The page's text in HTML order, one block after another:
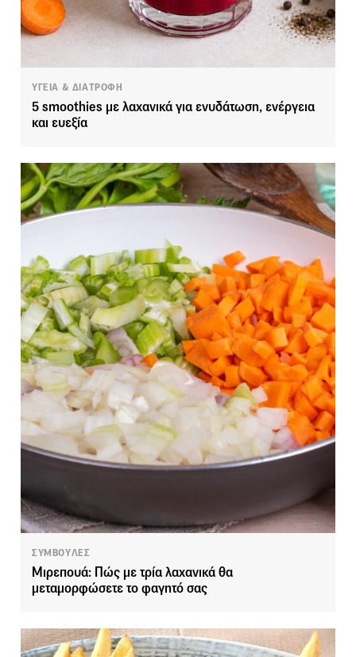
ΥΓΕΙΑ & ΔΙΑΤΡΟΦΗ
5 smoothies με λαχανικά για ενυδάτωση, ενέργεια
και ευεξία
ΣΥΜΒΟΥΛΕΣ
Μιρεπουά: Πώς με τρία λαχανικά θα
μεταμορφώσετε το φαγητό σας